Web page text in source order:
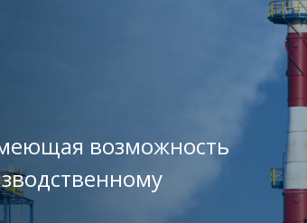
возможность